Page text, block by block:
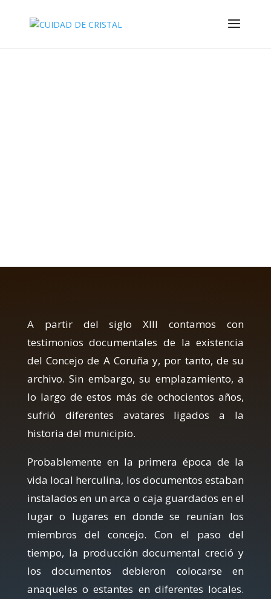
A partir del siglo XIII contamos con
testimonios documentales de la existencia
del Concejo de A Coruña y, por tanto, de su
archivo. Sin embargo, su emplazamiento, a
lo largo de estos más de ochocientos años,
sufrió diferentes avatares ligados a la
historia del municipio.
Probablemente en la primera época de la
vida local herculina, los documentos estaban
instalados en un arca o caja guardados en el
lugar o lugares en donde se reunían los
miembros del concejo. Con el paso del
tiempo, la producción documental creció y
los documentos debieron colocarse en
anaqueles o estantes en diferentes locales.